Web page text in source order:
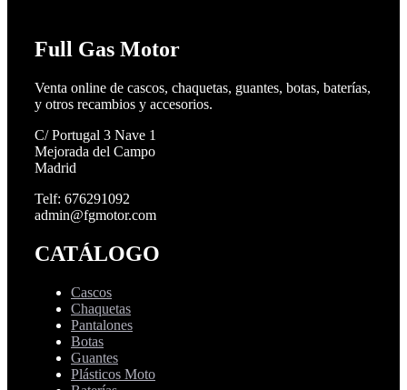
Full Gas Motor
Venta online de cascos, chaquetas, guantes, botas, baterías,
y otros recambios y accesorios.
C/ Portugal 3 Nave 1
Mejorada del Campo
Madrid
Telf: 676291092
admin@fgmotor.com
CATÁLOGO
Cascos
Chaquetas
Pantalones
Botas
Guantes
Plásticos Moto